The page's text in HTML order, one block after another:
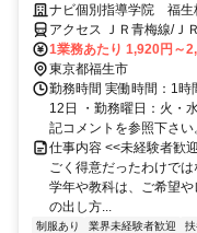
るお仕事！
ナビ個別指導学院 福生
アクセス ＪＲ青梅線/Ｊ
ＪＲ中央本線 牛浜西口
歩約17分 福生駅より徒歩
1業務あたり 1,920円～
東京都福生市
勤務時間 実働時間：1時
12日 ・勤務曜日：火・
記コメントを参照下さ
仕事内容 <<未経験者歓
ごく得意だったわけで
学年や教科は、ご希望
の出し方...
制服あり 業界未経験者歓迎